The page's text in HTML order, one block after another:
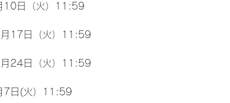
10日（火）11:59
17日（火）11:59
24日（火）11:59
7日(火）11:59